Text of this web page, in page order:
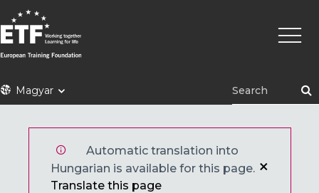
Ugrás
a
tartalomra
ETFMagyar
Fő
Automatic translation into
Hungarian is available for this page.
Translate this page